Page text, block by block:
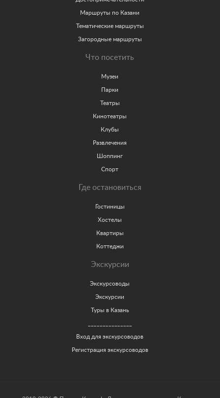
Маршруты по Казани
Тематические маршруты
Загородные маршруты
Что посетить
Музеи
Парки
Театры
Кинотеатры
Клубы
Развлечения
Шоппинг
Спорт
Где остановиться
Гостиницы
Хостелы
Квартиры
Коттеджи
Экскурсии
Экскурсоводы
Экскурсии
Туры в Казань
Вход для экскурсоводов
Регистрация экскурсоводов